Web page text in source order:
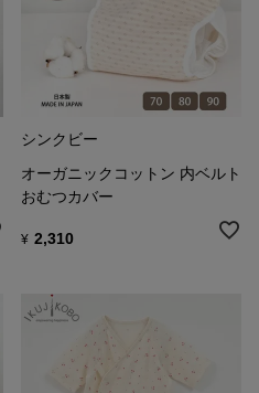
シンクビー
オーガニックコットン 内ベルト
おむつカバー
¥ 2,310